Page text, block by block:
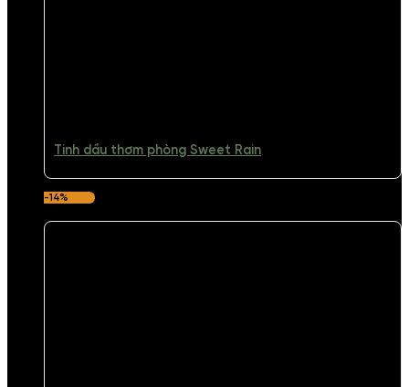
Tinh dầu thơm phòng Sweet Rain
-14%